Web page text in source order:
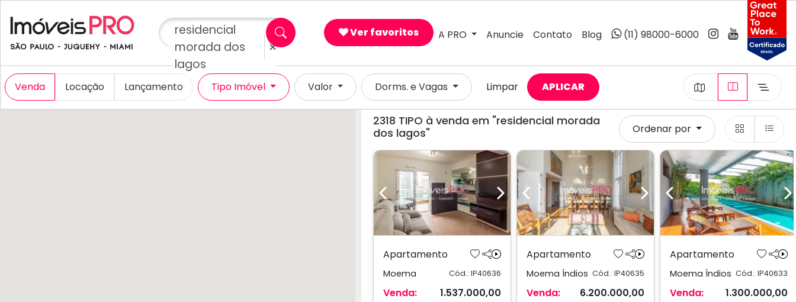
residencial
morada dos
lagos
×
Ver favoritos A PRO Anuncie Contato Blog (11) 98000-6000
Venda Locação Lançamento Tipo Imóvel Valor Dorms. e Vagas Limpar APLICAR
2318 TIPO à venda em "residencial morada
dos lagos"
Ordenar por
Previous Next
Apartamento
Moema Cód.: IP40636
Venda:
1.537.000,00
Previous Next
Apartamento
Moema Índios Cód.: IP40635
Venda:
6.200.000,00
Previous
Apartamento
Moema Índios Cód.: IP40633
Venda:
1.300.000,00